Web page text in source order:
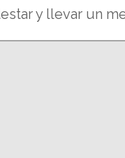
y llevar un